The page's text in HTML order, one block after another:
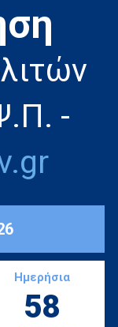
-
Ημερήσια
58